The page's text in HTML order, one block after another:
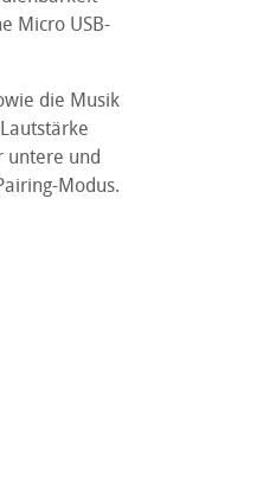
Micro USB-
die Musik
untere und
Modus.